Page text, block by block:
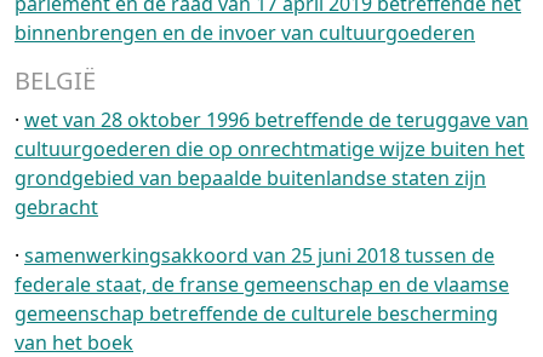
binnenbrengen en de invoer van cultuurgoederen
BELGIË
· wet van 28 oktober 1996 betreffende de teruggave van
cultuurgoederen die op onrechtmatige wijze buiten het
grondgebied van bepaalde buitenlandse staten zijn
gebracht
· samenwerkingsakkoord van 25 juni 2018 tussen de
federale staat, de franse gemeenschap en de vlaamse
gemeenschap betreffende de culturele bescherming
van het boek